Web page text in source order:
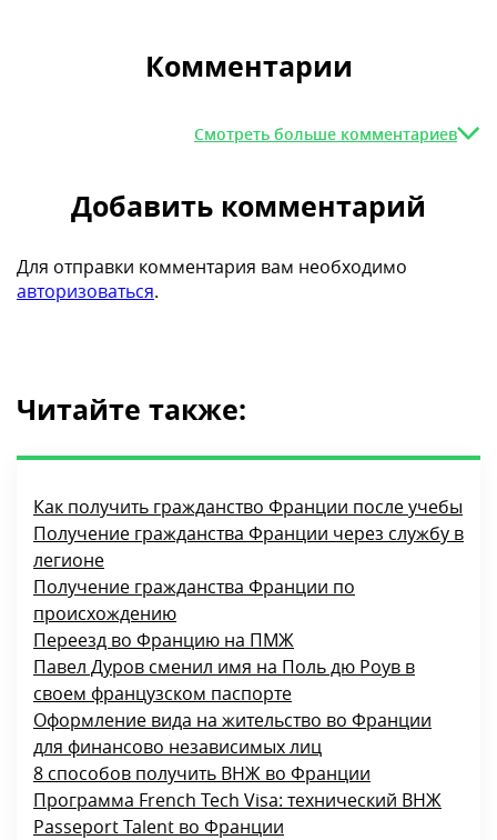
Комментарии
Смотреть больше комментариев
Добавить комментарий
Для отправки комментария вам необходимо
авторизоваться.
Читайте также:
Как получить гражданство Франции после учебы
Получение гражданства Франции через службу в
легионе
Получение гражданства Франции по
происхождению
Переезд во Францию на ПМЖ
Павел Дуров сменил имя на Поль дю Роув в
своем французском паспорте
Оформление вида на жительство во Франции
для финансово независимых лиц
8 способов получить ВНЖ во Франции
Программа French Tech Visa: технический ВНЖ
Passeport Talent во Франции